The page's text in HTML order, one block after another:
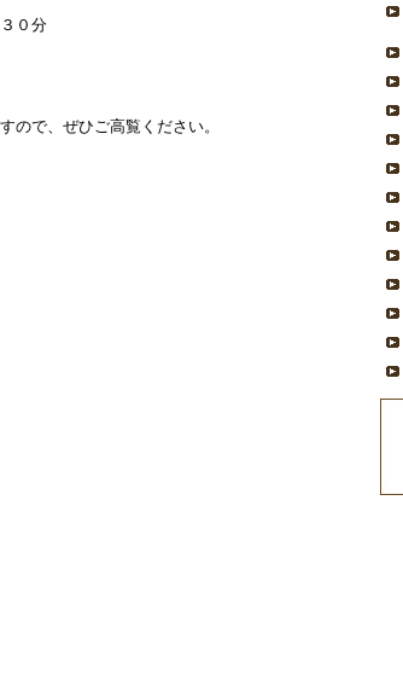
０分
ので、ぜひご高覧ください。